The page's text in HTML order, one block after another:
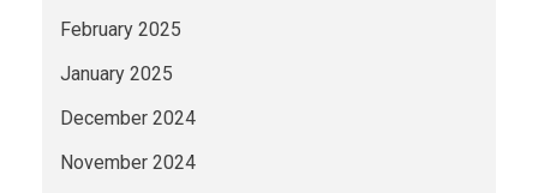
February 2025
January 2025
December 2024
November 2024